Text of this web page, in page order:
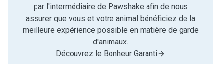
par l'intermédiaire de Pawshake afin de nous
assurer que vous et votre animal bénéficiez de la
meilleure expérience possible en matière de garde
d'animaux.
Découvrez le Bonheur Garanti